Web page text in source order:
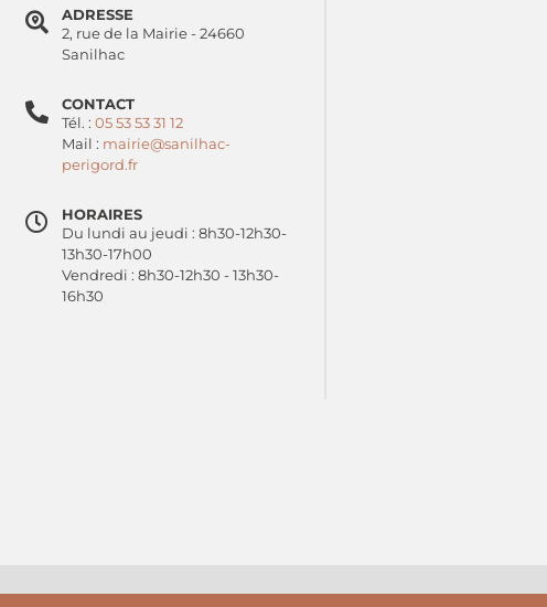
ADRESSE
2, rue de la Mairie - 24660
Sanilhac
CONTACT
Tél. :05 53 53 31 12
Mail : mairie@sanilhac-
perigord.fr
HORAIRES
Du lundi au jeudi : 8h30-12h30-
13h30-17h00
Vendredi : 8h30-12h30 - 13h30-
16h30